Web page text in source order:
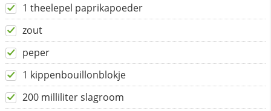
1 theelepel paprikapoeder
zout
peper
1 kippenbouillonblokje
200 milliliter slagroom